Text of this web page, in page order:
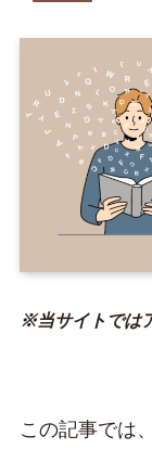
※当サイトでは
この記事では、